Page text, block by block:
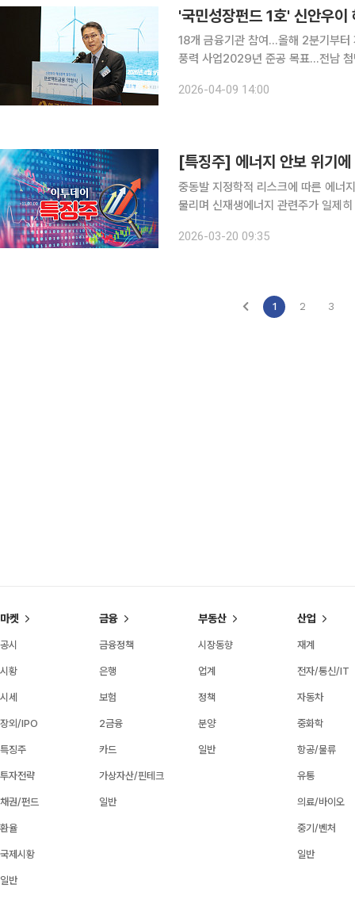
'국민성장펀드 1호' 신안우
18개 금융기관 참여…올해 2분기부
풍력 사업2029년 준공 목표…전남 첨단산업 거점에
2026-04-09 14:00
중동발 지정학적 리스크에 따른 에너
물리며 신재생에너지 관련주가 일제히 급등했다. 20일 한국거래소에 따르
1686원에 거래되고 있다. 이밖에
2026-03-20 09:35
1 2 3
마켓
공시
시황
시세
장외/IPO
특징주
투자전략
채권/펀드
환율
국제시황
일반
금융
금융정책
은행
보험
2금융
카드
가상자산/핀테크
일반
부동산
시장동향
업계
정책
분양
일반
산업
재계
전자/통신/IT
자동차
중화학
항공/물류
유통
의료/바이오
중기/벤처
일반